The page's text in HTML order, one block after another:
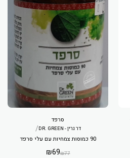
סרפד
דר גרין - DR. GREEN /
90 כמוסות צמחיות עם עלי סרפד
₪77
₪69